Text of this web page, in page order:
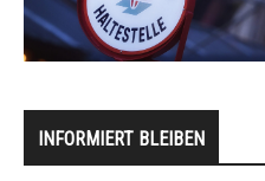
INFORMIERT BLEIBEN